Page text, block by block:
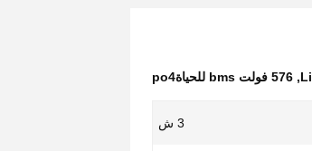
, 576 فولت bms للحياةpo4
3 ش